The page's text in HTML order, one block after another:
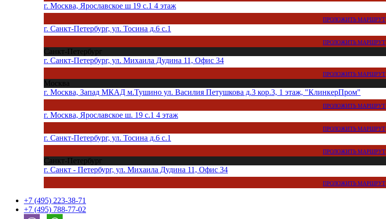
г. Москва, Ярославское ш 19 с.1 4 этаж
ПРОЛОЖИТЬ МАРШРУТ
г. Санкт-Петербург, ул. Тосина д.6 с.1
ПРОЛОЖИТЬ МАРШРУТ
Санкт-Петербург
г. Санкт-Петербург, ул. Михаила Дудина 11, Офис 34
ПРОЛОЖИТЬ МАРШРУТ
Москва
г. Москва, Запад МКАД м.Тушино ул. Василия Петушкова д.3 кор.3, 1 этаж, "КлинкерПром"
ПРОЛОЖИТЬ МАРШРУТ
г. Москва, Ярославское ш. 19 с.1 4 этаж
ПРОЛОЖИТЬ МАРШРУТ
г. Санкт-Петербург, ул. Тосина д.6 с.1
ПРОЛОЖИТЬ МАРШРУТ
Санкт-Петербург
г. Санкт - Петербург, ул. Михаила Дудина 11, Офис 34
ПРОЛОЖИТЬ МАРШРУТ
+7 (495) 223-38-71
+7 (495) 788-77-02